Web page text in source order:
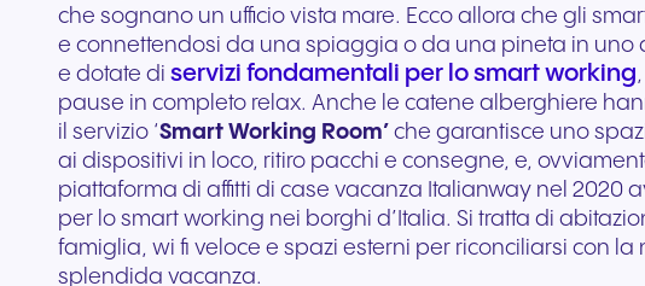
che sognano un ufficio vista mare. Ecco allora che gli
e connettendosi da una spiaggia o da una pineta in uno
e dotate di servizi fondamentali per lo smart working
pause in completo relax. Anche le catene alberghiere
il servizio ‘Smart Working Room’ che garantisce uno
ai dispositivi in loco, ritiro pacchi e consegne, e,
piattaforma di affitti di case vacanza Italianway nel 2020
per lo smart working nei borghi d’Italia. Si tratta di
famiglia, wi fi veloce e spazi esterni per riconciliarsi con
splendida vacanza.